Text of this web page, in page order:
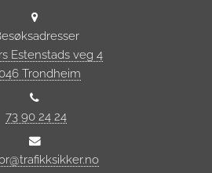
Estenstads veg 4
Trondheim
73 90 24 24